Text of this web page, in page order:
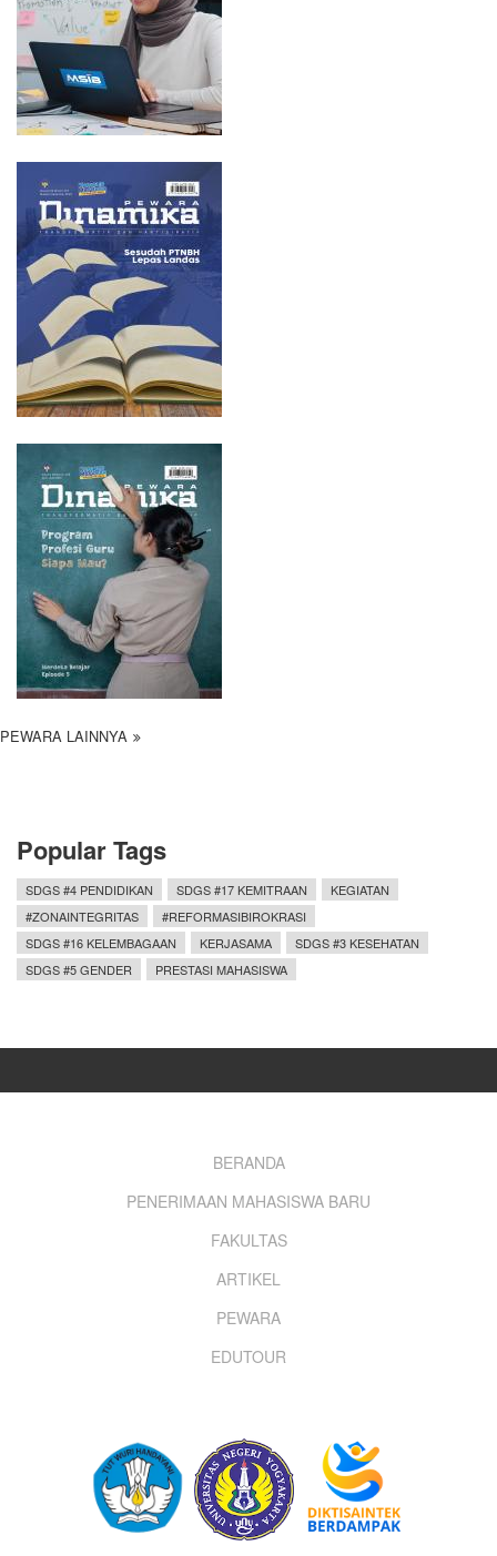
PEWARA LAINNYA
Popular Tags
SDGS #4 PENDIDIKAN SDGS #17 KEMITRAAN
KEGIATAN
#ZONAINTEGRITAS
#REFORMASIBIROKRASI
SDGS #16 KELEMBAGAAN
KERJASAMA
SDGS #3 KESEHATAN
SDGS #5 GENDER
PRESTASI MAHASISWA
BERANDA
PENERIMAAN MAHASISWA BARU
FAKULTAS
ARTIKEL
PEWARA
EDUTOUR